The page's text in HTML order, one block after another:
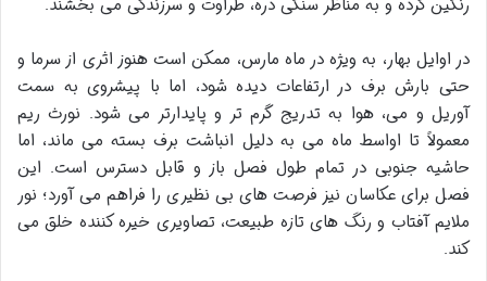
رنگین کرده و به مناظر سنگی دره، طراوت و سرزندگی می بخشند.
در اوایل بهار، به ویژه در ماه مارس، ممکن است هنوز اثری از سرما و
حتی بارش برف در ارتفاعات دیده شود، اما با پیشروی به سمت
آوریل و می، هوا به تدریج گرم تر و پایدارتر می شود. نورث ریم
معمولاً تا اواسط ماه می به دلیل انباشت برف بسته می ماند، اما
حاشیه جنوبی در تمام طول فصل باز و قابل دسترس است. این
فصل برای عکاسان نیز فرصت های بی نظیری را فراهم می آورد؛ نور
ملایم آفتاب و رنگ های تازه طبیعت، تصاویری خیره کننده خلق می
کند.